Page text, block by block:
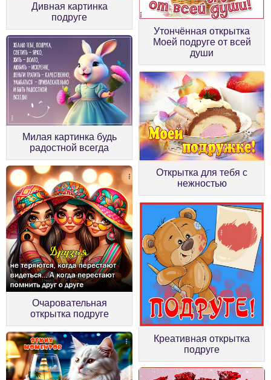
Дивная картинка
подруге
Утончённая открытка
Моей подруге от всей
души
Милая картинка будь
радостной всегда
Открытка для тебя с
нежностью
Очаровательная
открытка подруге
Креативная открытка
подруге